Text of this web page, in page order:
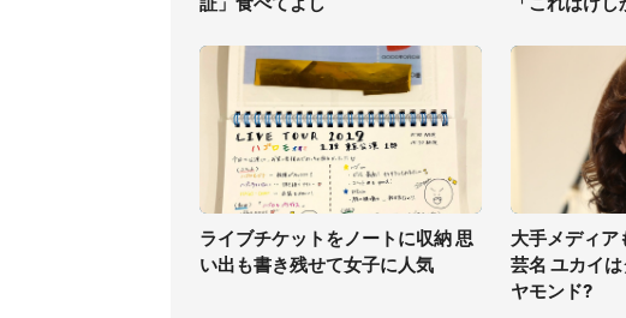
ライブチケットをノートに収納 思
い出も書き残せて女子に人気
大手メディア
芸名 ユカイ
ヤモンド?